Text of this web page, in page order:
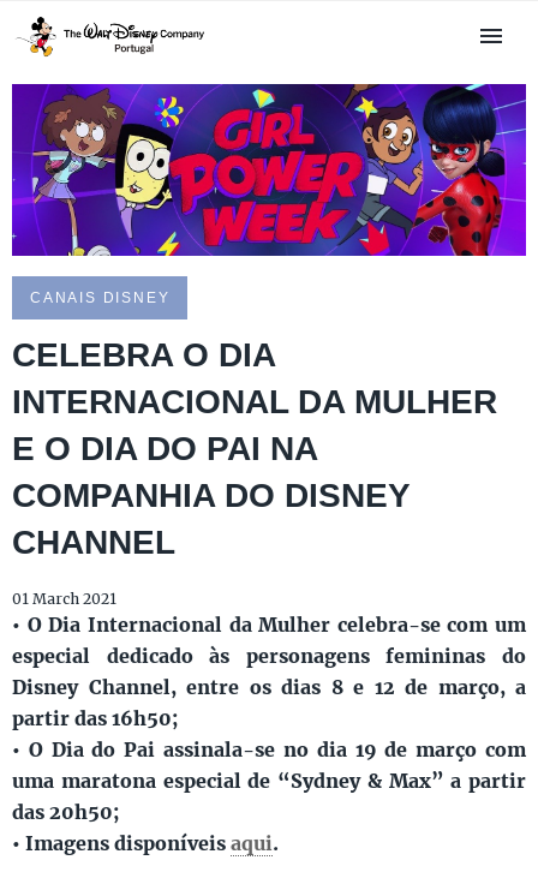
CANAIS DISNEY
CELEBRA O DIA
INTERNACIONAL DA MULHER
E O DIA DO PAI NA
COMPANHIA DO DISNEY
CHANNEL
01 March 2021
• O Dia Internacional da Mulher celebra-se com um
especial dedicado às personagens femininas do
Disney Channel, entre os dias 8 e 12 de março, a
partir das 16h50;
• O Dia do Pai assinala-se no dia 19 de março com
uma maratona especial de “Sydney & Max” a partir
das 20h50;
• Imagens disponíveisaqui.